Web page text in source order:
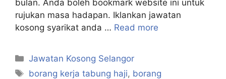
bulan. Anda boleh bookmark website ini untuk
rujukan masa hadapan. Iklankan jawatan
kosong syarikat anda … Read more
Categories
Jawatan Kosong Selangor
Tags
borang kerja tabung haji, borang